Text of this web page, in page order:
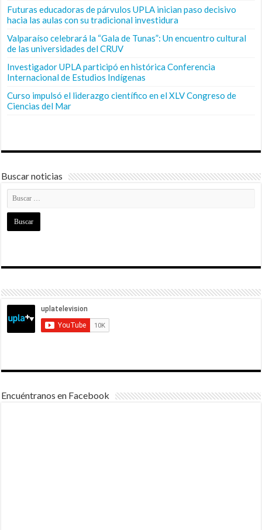
Futuras educadoras de párvulos UPLA inician paso decisivo
hacia las aulas con su tradicional investidura
Valparaíso celebrará la “Gala de Tunas”: Un encuentro cultural
de las universidades del CRUV
Investigador UPLA participó en histórica Conferencia
Internacional de Estudios Indígenas
Curso impulsó el liderazgo científico en el XLV Congreso de
Ciencias del Mar
Buscar noticias
Encuéntranos en Facebook